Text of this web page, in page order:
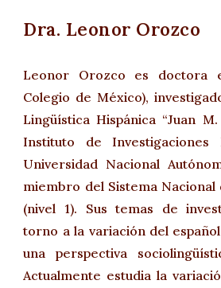
Dra. Leonor Orozco
Leonor Orozco es doctora
Colegio de México),
Lingüística Hispánica “Juan
Instituto de Investigaciones
Universidad Nacional
miembro del Sistema
(nivel 1). Sus temas de
torno a la variación del
una perspectiva
Actualmente estudia la